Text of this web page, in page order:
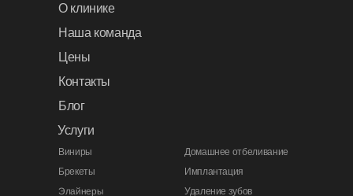
Блог
Контакты
Цены
Наша команда
О клинике
Удаление зубов
Имплантация
Домашнее отбеливание
Брекеты
Элайнеры
Виниры
Услуги